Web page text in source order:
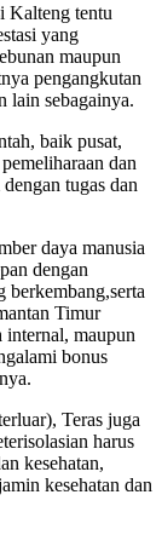
Kalteng tentu
yang
maupun
pengangkutan
lain sebagainya.
baik pusat,
dan
tugas dan
daya manusia
dengan
berkembang,serta
Timur
internal, maupun
bonus
Teras juga
harus
kesehatan,
kesehatan dan